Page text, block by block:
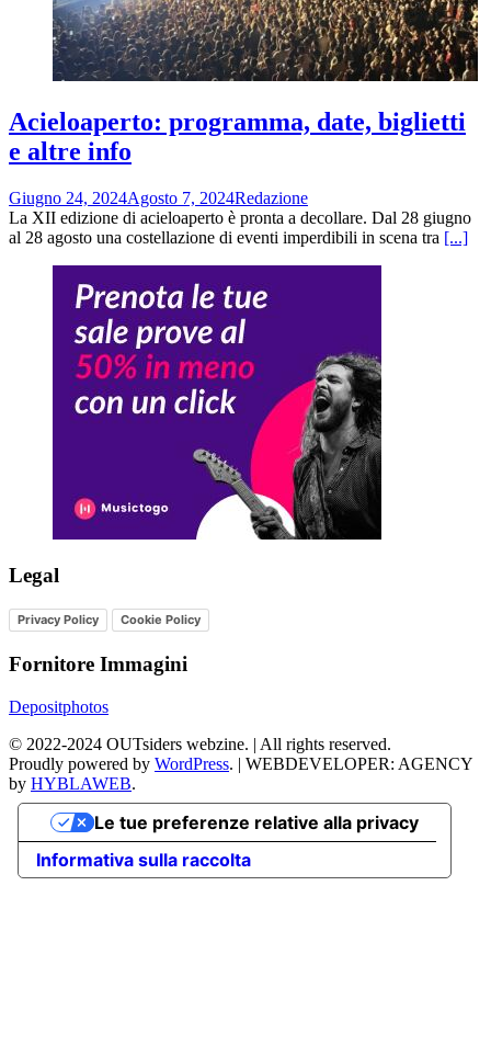
Acieloaperto: programma, date, biglietti
e altre info
Giugno 24, 2024Agosto 7, 2024Redazione
La XII edizione di acieloaperto è pronta a decollare. Dal 28 giugno
al 28 agosto una costellazione di eventi imperdibili in scena tra [...]
Legal
Privacy Policy Cookie Policy
Fornitore Immagini
Depositphotos
© 2022-2024 OUTsiders webzine. | All rights reserved.
Proudly powered by WordPress. | WEBDEVELOPER: AGENCY
by HYBLAWEB.
Informativa sulla raccolta
Le tue preferenze relative alla privacy